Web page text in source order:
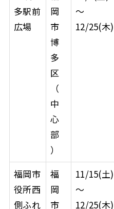
多駅前
広場
岡
市
博
多
区
（
中
心
部
）
〜
12/25(木)
福岡市
役所西
側ふれ
福
岡
市
11/15(土)
〜
12/25(木)